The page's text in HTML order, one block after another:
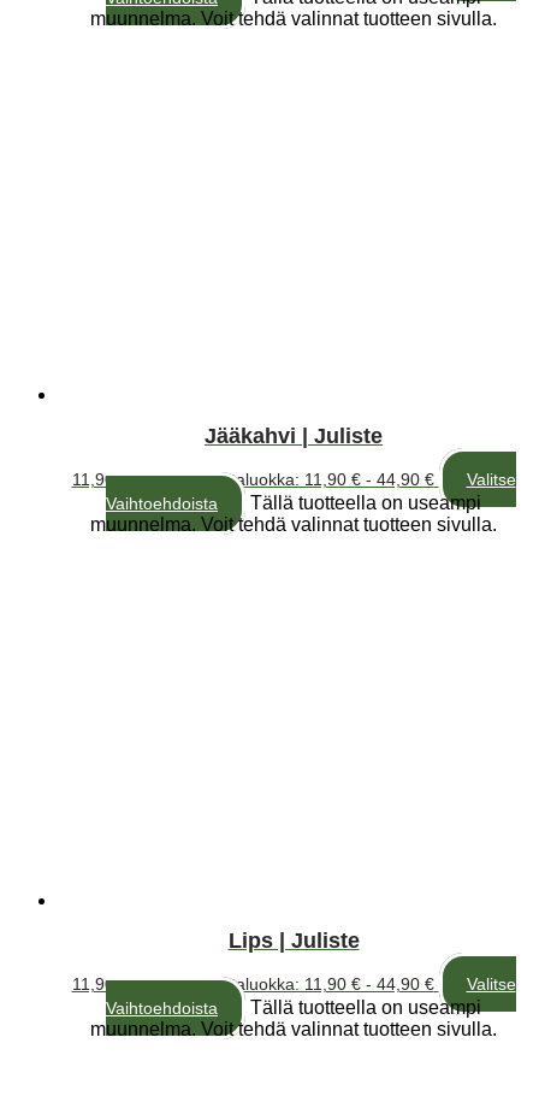
muunnelma. Voit tehdä valinnat tuotteen sivulla.
Jääkahvi | Juliste
11,90€ – 44,90€Hintaluokka: 11,90 € - 44,90 €
Valitse
Vaihtoehdoista
Tällä tuotteella on useampi
muunnelma. Voit tehdä valinnat tuotteen sivulla.
Lips | Juliste
11,90€ – 44,90€Hintaluokka: 11,90 € - 44,90 €
Valitse
Vaihtoehdoista
Tällä tuotteella on useampi
muunnelma. Voit tehdä valinnat tuotteen sivulla.